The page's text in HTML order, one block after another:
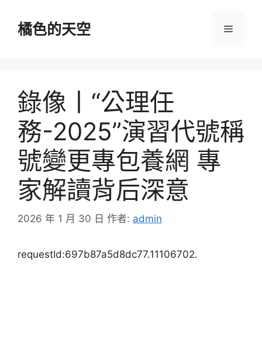
橘色的天空 選
錄像丨“公理任
務-2025”演習代號稱
號變更專包養網 專
家解讀背后深意
2026 年 1 月 30 日 作者: admin
requestId:697b87a5d8dc77.11106702.